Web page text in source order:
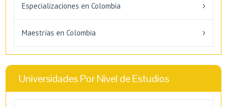
Especializaciones en Colombia
Maestrías en Colombia
Universidades Por Nivel de Estudios